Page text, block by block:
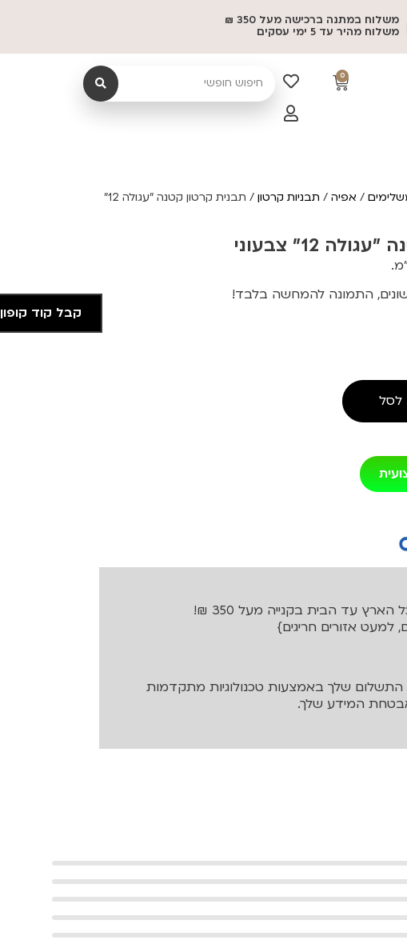
משלוח במתנה ברכישה מעל 350 ₪
משלוח מהיר עד 5 ימי עסקים
0
/ אפיה/ תבניות קרטון
/ תבנית קרטון קטנה "עגולה 12"
12" צבעוני
התמונה להמחשה בלבד!
לסל
עד הבית בקנייה מעל 350 ₪!
שלך באמצעות טכנולוגיות מתקדמות
המידע שלך.
קבל קוד